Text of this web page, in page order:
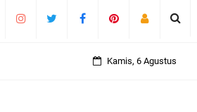
Kamis, 6 Agustus